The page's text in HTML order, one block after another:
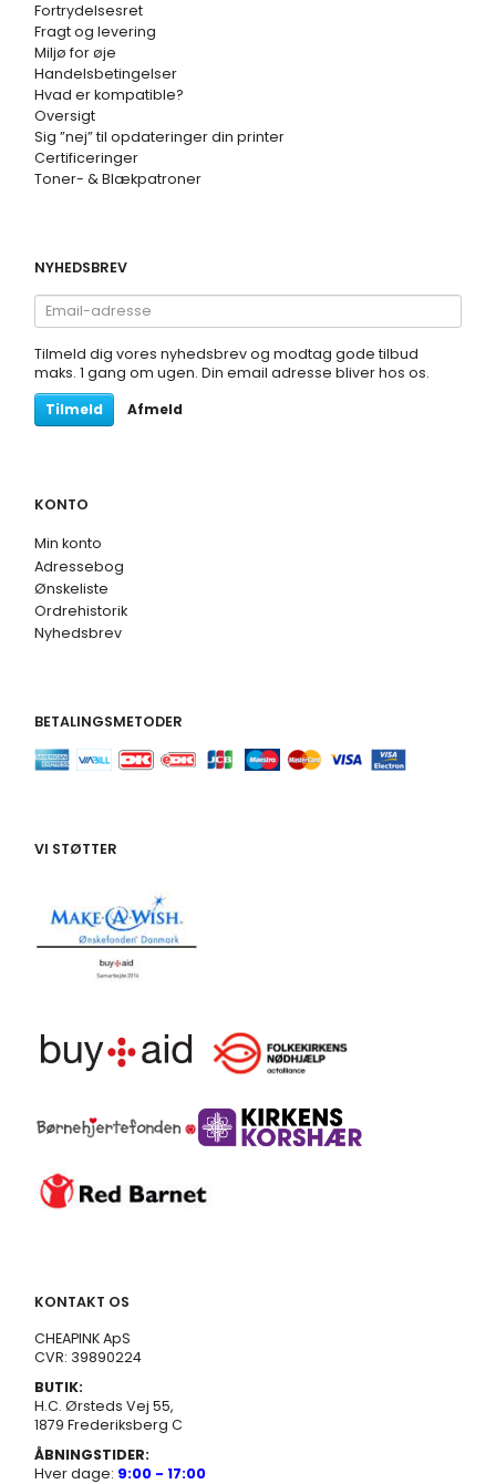
Fortrydelsesret
Fragt og levering
Miljø for øje
Handelsbetingelser
Hvad er kompatible?
Oversigt
Sig ”nej” til opdateringer din printer
Certificeringer
Toner- & Blækpatroner
NYHEDSBREV
Email-
adresse
Tilmeld dig vores nyhedsbrev og modtag gode tilbud
maks. 1 gang om ugen. Din email adresse bliver hos os.
Tilmeld
Afmeld
KONTO
Min konto
Adressebog
Ønskeliste
Ordrehistorik
Nyhedsbrev
BETALINGSMETODER
VI STØTTER
KONTAKT OS
CHEAPINK ApS
CVR: 39890224
BUTIK:
H.C. Ørsteds Vej 55,
1879 Frederiksberg C
ÅBNINGSTIDER:
Hver dage: 9:00 - 17:00